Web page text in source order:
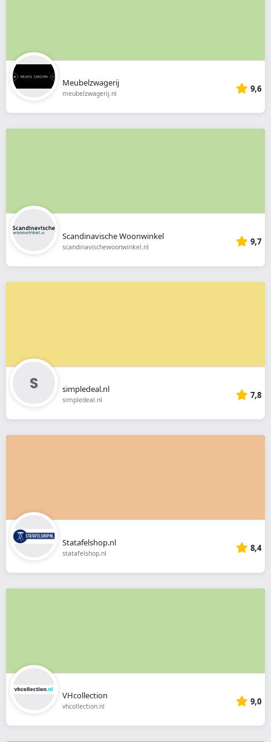
Meubelzwagerij
meubelzwagerij.nl 9,6
Scandinavische Woonwinkel
scandinavischewoonwinkel.nl 9,7
simpledeal.nl
simpledeal.nl 7,8
Statafelshop.nl
statafelshop.nl 8,4
VHcollection
vhcollection.nl 9,0